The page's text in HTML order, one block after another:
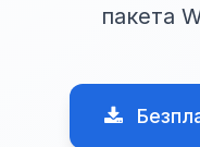
пакета